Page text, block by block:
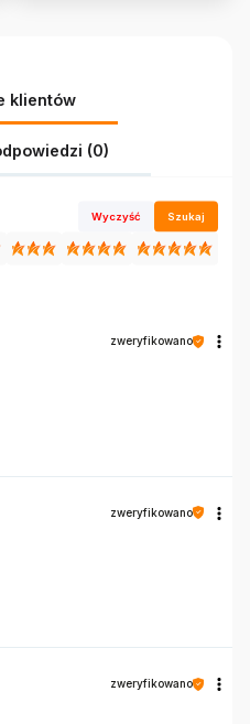
klientów
(0)
Wyczyść Szukaj
zweryfikowano
zweryfikowano
zweryfikowano